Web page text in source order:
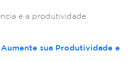
e a produtividade.
Aumente sua Produtividade e